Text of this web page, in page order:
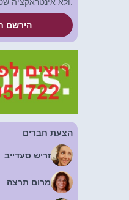
הירשם
הצעת חברים
זריש סעדייב
מרום תרצה